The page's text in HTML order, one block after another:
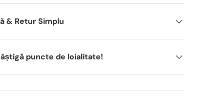
& Retur Simplu
puncte de loialitate!